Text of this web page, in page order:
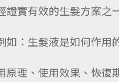
實有效的生髮方案之
：生髮液是如何作
理、使用效果、恢